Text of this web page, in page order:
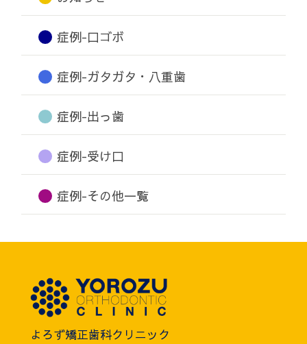
症例-口ゴボ
症例-ガタガタ・八重歯
症例-出っ歯
症例-受け口
症例-その他一覧
よろず矯正歯科クリニック